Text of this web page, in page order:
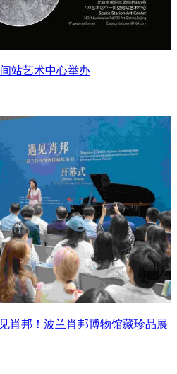
站艺术中心举办
肖邦！波兰肖邦博物馆藏珍品展